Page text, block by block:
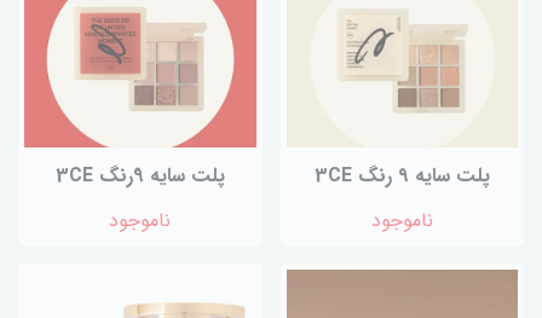
پلت سایه ۹ رنگ 3CE
ناموجود
پلت سایه 9رنگ 3CE
ناموجود